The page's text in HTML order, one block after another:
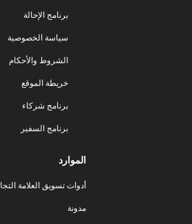
برنامج الإحالة
سياسة الخصوصية
الشروط والأحكام
خريطة الموقع
برنامج شركاء
برنامج السفير
الموارد
أدوات تسويق العلامة
مدونة